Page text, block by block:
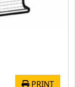
PRINT